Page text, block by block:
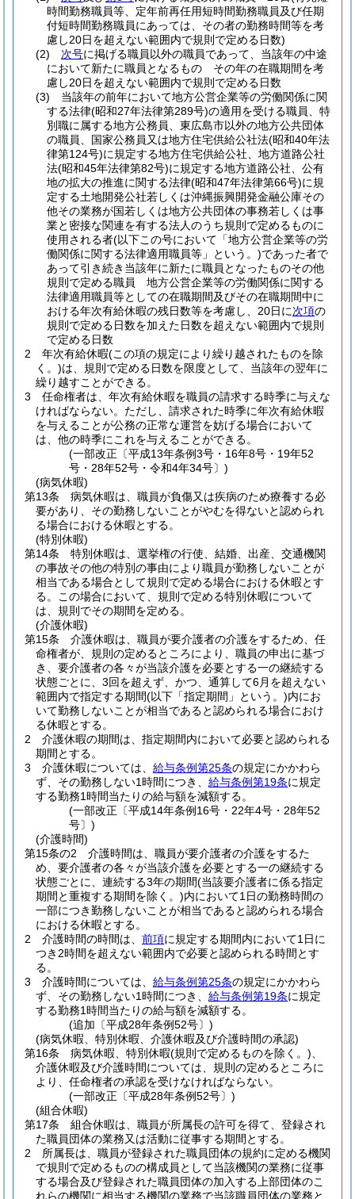
時間勤務職員等、定年前再任用短時間勤務職員及び任期
付短時間勤務職員にあっては、その者の勤務時間等を考
慮し20日を超えない範囲内で規則で定める日数)
(2)
次号に掲げる職員以外の職員であって、当該年の中途
において新たに職員となるもの その年の在職期間を考
慮し20日を超えない範囲内で規則で定める日数
(3)
当該年の前年において地方公営企業等の労働関係に関
する法律(昭和27年法律第289号)の適用を受ける職員、特
別職に属する地方公務員、東広島市以外の地方公共団体
の職員、国家公務員又は地方住宅供給公社法(昭和40年法
律第124号)に規定する地方住宅供給公社、地方道路公社
法(昭和45年法律第82号)に規定する地方道路公社、公有
地の拡大の推進に関する法律(昭和47年法律第66号)に規
定する土地開発公社若しくは沖縄振興開発金融公庫その
他その業務が国若しくは地方公共団体の事務若しくは事
業と密接な関連を有する法人のうち規則で定めるものに
使用される者(以下この号において「地方公営企業等の労
働関係に関する法律適用職員等」という。)であった者で
あって引き続き当該年に新たに職員となったものその他
規則で定める職員 地方公営企業等の労働関係に関する
法律適用職員等としての在職期間及びその在職期間中に
おける年次有給休暇の残日数等を考慮し、20日に次項の
規則で定める日数を加えた日数を超えない範囲内で規則
で定める日数
2
年次有給休暇(この項の規定により繰り越されたものを除
く。)は、規則で定める日数を限度として、当該年の翌年に
繰り越すことができる。
3
任命権者は、年次有給休暇を職員の請求する時季に与えな
ければならない。 ただし、請求された時季に年次有給休暇
を与えることが公務の正常な運営を妨げる場合において
は、他の時季にこれを与えることができる。
(一部改正〔平成13年条例3号・16年8号・19年52
号・28年52号・令和4年34号〕)
(病気休暇)
第13条
病気休暇は、職員が負傷又は疾病のため療養する必
要があり、その勤務しないことがやむを得ないと認められ
る場合における休暇とする。
(特別休暇)
第14条
特別休暇は、選挙権の行使、結婚、出産、交通機関
の事故その他の特別の事由により職員が勤務しないことが
相当である場合として規則で定める場合における休暇とす
る。
この場合において、規則で定める特別休暇について
は、規則でその期間を定める。
(介護休暇)
第15条
介護休暇は、職員が要介護者の介護をするため、任
命権者が、規則の定めるところにより、職員の申出に基づ
き、要介護者の各々が当該介護を必要とする一の継続する
状態ごとに、3回を超えず、かつ、通算して6月を超えない
範囲内で指定する期間(以下「指定期間」という。)内にお
いて勤務しないことが相当であると認められる場合におけ
る休暇とする。
2
介護休暇の期間は、指定期間内において必要と認められる
期間とする。
3
介護休暇については、 給与条例第25条の規定にかかわら
ず、その勤務しない1時間につき、 給与条例第19条に規定
する勤務1時間当たりの給与額を減額する。
(一部改正〔平成14年条例16号・22年4号・28年52
号〕)
(介護時間)
第15条の2
介護時間は、職員が要介護者の介護をするた
め、要介護者の各々が当該介護を必要とする一の継続する
状態ごとに、連続する3年の期間(当該要介護者に係る指定
期間と重複する期間を除く。)内において1日の勤務時間の
一部につき勤務しないことが相当であると認められる場合
における休暇とする。
2
介護時間の時間は、 前項に規定する期間内において1日に
つき2時間を超えない範囲内で必要と認められる時間とす
る。
3
介護時間については、 給与条例第25条の規定にかかわら
ず、その勤務しない1時間につき、 給与条例第19条に規定
する勤務1時間当たりの給与額を減額する。
(追加〔平成28年条例52号〕)
(病気休暇、特別休暇、介護休暇及び介護時間の承認)
第16条
病気休暇、特別休暇(規則で定めるものを除く。)
介護休暇及び介護時間については、規則の定めるところに
より、任命権者の承認を受けなければならない。
(一部改正〔平成28年条例52号〕)
(組合休暇)
第17条
組合休暇は、職員が所属長の許可を得て、登録され
た職員団体の業務又は活動に従事する期間とする。
2
所属長は、職員が登録された職員団体の規約に定める機関
で規則で定めるものの構成員として当該機関の業務に従事
する場合及び登録された職員団体の加入する上部団体のこ
れらの機関に相当する機関の業務で当該職員団体の業務と